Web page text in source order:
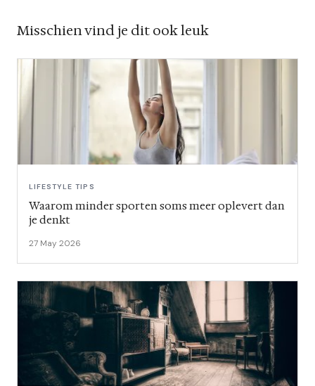
Misschien vind je dit ook leuk
LIFESTYLE TIPS
Waarom minder sporten soms meer oplevert dan
je denkt
27 May 2026